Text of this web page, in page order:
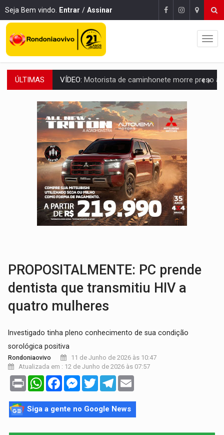
Seja Bem vindo. Entrar / Assinar
ÚLTIMAS LAZER:Seis lugares gratuitos para aproveitar o fim de semana
VÍDEO:FTICCO e Força Tática prendem membro do CV com arma e drogas
INCLUSÃO:Prefeitura fortalece parceria com a APAE para ampliar ações
DEFESA:Exército testa inovações no combate a drones durante
TEMAS SOCIOAMBIENTAIS:Em Itapuã do Oeste, CINEMAZÔNIA leva cinema
PREVISÃO:Interior de Rondônia terá sábado (8) de calor intenso
INFRAESTRUTURA:Após quase 30 anos de espera, asfalto chega ao
A ILHA:Coreografia de Rondônia estreia na programação do Festival de
PROPOSITALMENTE: ​PC prende
dentista que transmitiu HIV a
quatro mulheres
Investigado tinha pleno conhecimento de sua condição
sorológica positiva
Rondoniaovivo
11 de Junho de 2026 às 10:47
Atualizada em : 12 de Junho de 2026 às 07:57
Print WhatsAppFacebookMessenger
TwitterTelegram
Siga a gente no Google News